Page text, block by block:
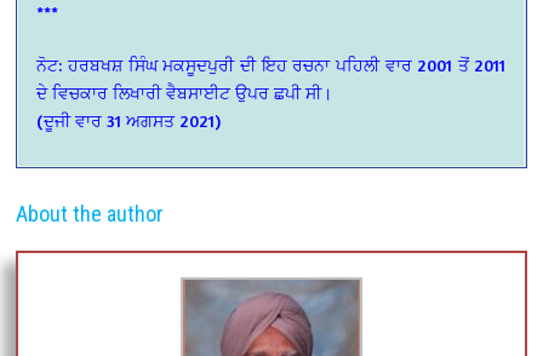
***
ਨੋਟ: ਹਰਬਖਸ਼ ਸਿੰਘ ਮਕਸੂਦਪੁਰੀ ਦੀ ਇਹ ਰਚਨਾ ਪਹਿਲੀ ਵਾਰ 2001 ਤੋਂ 2011
ਦੇ ਵਿਚਕਾਰ ਲਿਖਾਰੀ ਵੈਬਸਾਈਟ ਉਪਰ ਛਪੀ ਸੀ।
(ਦੂਜੀ ਵਾਰ 31 ਅਗਸਤ 2021)
About the author